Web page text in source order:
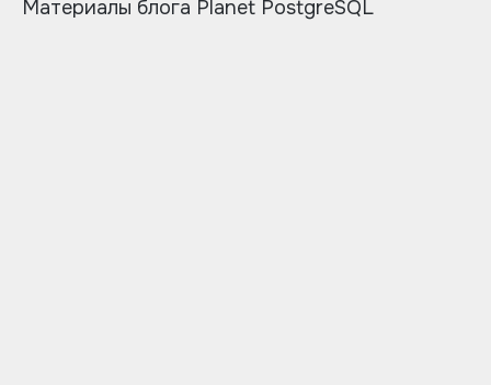
Материалы блога Planet PostgreSQL